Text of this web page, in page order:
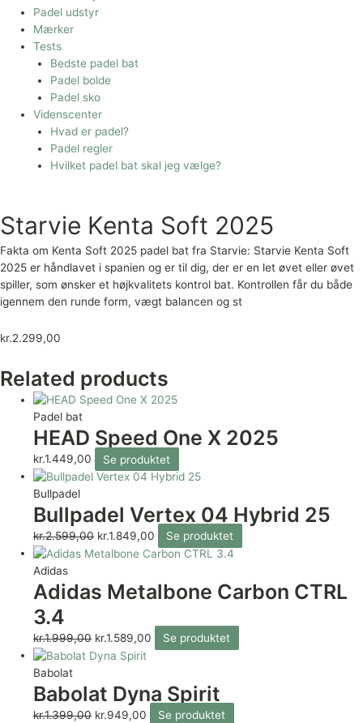
Padel udstyr
Mærker
Tests
Bedste padel bat
Padel bolde
Padel sko
Videnscenter
Hvad er padel?
Padel regler
Hvilket padel bat skal jeg vælge?
Starvie Kenta Soft 2025
Fakta om Kenta Soft 2025 padel bat fra Starvie: Starvie Kenta Soft
2025 er håndlavet i spanien og er til dig, der er en let øvet eller øvet
spiller, som ønsker et højkvalitets kontrol bat. Kontrollen får du både
igennem den runde form, vægt balancen og st
kr.2.299,00
Related products
Padel bat
HEAD Speed One X 2025
kr.1.449,00 Se produktet
Bullpadel
Bullpadel Vertex 04 Hybrid 25
kr.2.599,00 kr.1.849,00 Se produktet
Adidas
Adidas Metalbone Carbon CTRL
3.4
kr.1.999,00 kr.1.589,00 Se produktet
Babolat
Babolat Dyna Spirit
kr.1.399,00 kr.949,00 Se produktet